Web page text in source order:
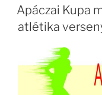
Apáczai Kupa
atlétika